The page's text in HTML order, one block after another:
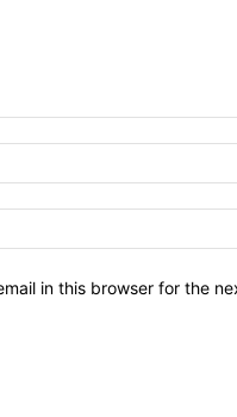
in this browser for the